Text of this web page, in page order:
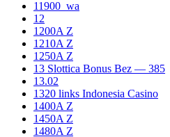
11900_wa
12
1200A Z
1210A Z
1250A Z
13 Slottica Bonus Bez — 385
13.02
1320 links Indonesia Casino
1400A Z
1450A Z
1480A Z